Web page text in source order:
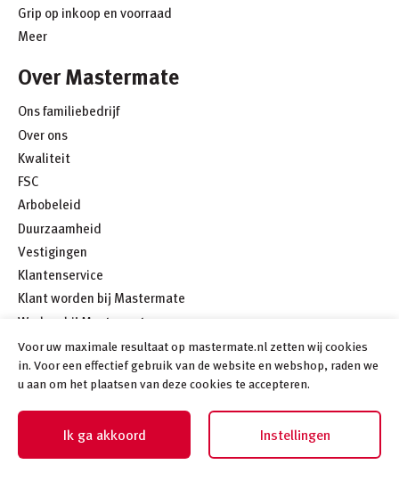
Voor uw maximale resultaat op mastermate.nl zetten wij cookies
in. Voor een effectief gebruik van de website en webshop, raden we
u aan om het plaatsen van deze cookies te accepteren.
Ik ga akkoord Instellingen
Grip op inkoop en voorraad
Meer
Over Mastermate
Ons familiebedrijf
Over ons
Kwaliteit
FSC
Arbobeleid
Duurzaamheid
Vestigingen
Klantenservice
Klant worden bij Mastermate
Werken bij Mastermate
Meer